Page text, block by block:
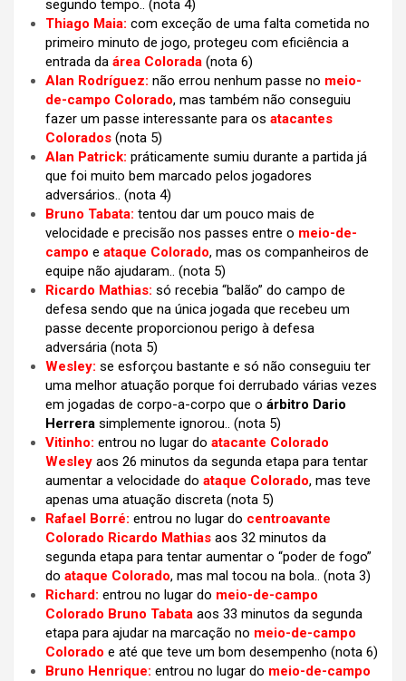
segundo tempo.. (nota 4)
Thiago Maia: com exceção de uma falta cometida no
primeiro minuto de jogo, protegeu com eficiência a
entrada da área Colorada (nota 6)
Alan Rodríguez: não errou nenhum passe no meio-
de-campo Colorado, mas também não conseguiu
fazer um passe interessante para os atacantes
Colorados (nota 5)
Alan Patrick: práticamente sumiu durante a partida já
que foi muito bem marcado pelos jogadores
adversários.. (nota 4)
Bruno Tabata: tentou dar um pouco mais de
velocidade e precisão nos passes entre o meio-de-
campo e ataque Colorado, mas os companheiros de
equipe não ajudaram.. (nota 5)
Ricardo Mathias: só recebia “balão” do campo de
defesa sendo que na única jogada que recebeu um
passe decente proporcionou perigo à defesa
adversária (nota 5)
Wesley: se esforçou bastante e só não conseguiu ter
uma melhor atuação porque foi derrubado várias vezes
em jogadas de corpo-a-corpo que o árbitro Dario
Herrera simplemente ignorou.. (nota 5)
Vitinho: entrou no lugar do atacante Colorado
Wesley aos 26 minutos da segunda etapa para tentar
aumentar a velocidade do ataque Colorado, mas teve
apenas uma atuação discreta (nota 5)
Rafael Borré: entrou no lugar do centroavante
Colorado Ricardo Mathias aos 32 minutos da
segunda etapa para tentar aumentar o “poder de fogo”
do ataque Colorado, mas mal tocou na bola.. (nota 3)
Richard: entrou no lugar do meio-de-campo
Colorado Bruno Tabata aos 33 minutos da segunda
etapa para ajudar na marcação no meio-de-campo
Colorado e até que teve um bom desempenho (nota 6)
Bruno Henrique: entrou no lugar do meio-de-campo